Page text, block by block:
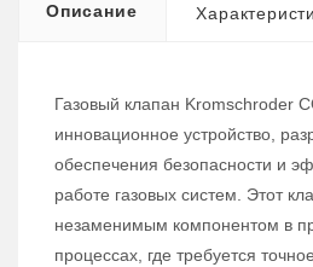
Описание
Газовый клапан Kromschroder
инновационное устройство,
обеспечения безопасности и
работе газовых систем. Этот
незаменимым компонентом в
процессах, где требуется